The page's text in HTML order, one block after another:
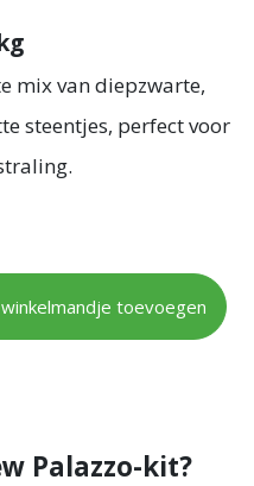
mix van diepzwarte,
steentjes, perfect voor
toevoegen
Palazzo-kit?